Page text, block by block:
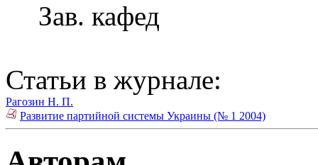
Зав. кафед
Статьи в журнале:
Рагозин Н. П.
Развитие партийной системы Украины (№ 1 2004)